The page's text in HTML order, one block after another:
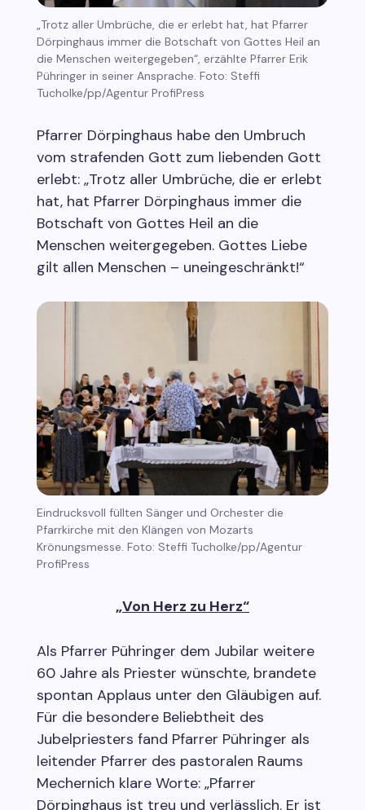
„Trotz aller Umbrüche, die er erlebt hat, hat Pfarrer
Dörpinghaus immer die Botschaft von Gottes Heil an
die Menschen weitergegeben“, erzählte Pfarrer Erik
Pühringer in seiner Ansprache. Foto: Steffi
Tucholke/pp/Agentur ProfiPress
Pfarrer Dörpinghaus habe den Umbruch
vom strafenden Gott zum liebenden Gott
erlebt: „Trotz aller Umbrüche, die er erlebt
hat, hat Pfarrer Dörpinghaus immer die
Botschaft von Gottes Heil an die
Menschen weitergegeben. Gottes Liebe
gilt allen Menschen – uneingeschränkt!“
Eindrucksvoll füllten Sänger und Orchester die
Pfarrkirche mit den Klängen von Mozarts
Krönungsmesse. Foto: Steffi Tucholke/pp/Agentur
ProfiPress
„Von Herz zu Herz“
Als Pfarrer Pühringer dem Jubilar weitere
60 Jahre als Priester wünschte, brandete
spontan Applaus unter den Gläubigen auf.
Für die besondere Beliebtheit des
Jubelpriesters fand Pfarrer Pühringer als
leitender Pfarrer des pastoralen Raums
Mechernich klare Worte: „Pfarrer
Dörpinghaus ist treu und verlässlich. Er ist